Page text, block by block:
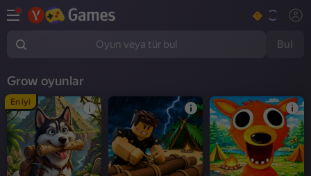
Oyun veya tür bul Bul
Grow oyunlar
En iyi